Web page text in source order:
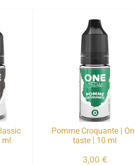
ml
Pomme Croquante |
taste | 10 ml
3,00 €